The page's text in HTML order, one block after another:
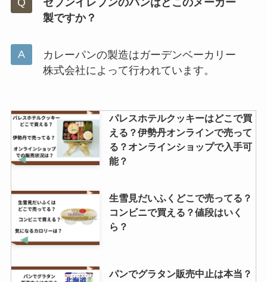
セブンイレブンのパンはどこのメーカー
製ですか？
カレーパンの製造はガーデンベーカリー
株式会社によって行われています。
パレスホテルクッキーはどこで買
える？伊勢丹オンラインで売って
る？オンラインショップで入手可
能？
生雪見だいふくどこで売ってる？
コンビニで買える？値段はいく
ら？
パンでグラタン販売中止は本当？